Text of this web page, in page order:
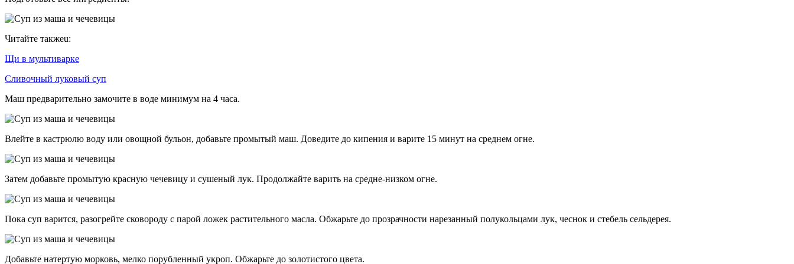
Читайте такжеu:
Щи в мультиварке
Сливочный луковый суп
Маш предварительно замочите в воде минимум на 4 часа.
Влейте в кастрюлю воду или овощной бульон, добавьте промытый маш. Доведите до кипения и варите 15 минут на среднем огне.
Затем добавьте промытую красную чечевицу и сушеный лук. Продолжайте варить на средне-низком огне.
Пока суп варится, разогрейте сковороду с парой ложек растительного масла. Обжарьте до прозрачности нарезанный полукольцами лук, чеснок и стебель сельдерея.
Добавьте натертую морковь, мелко порубленный укроп. Обжарьте до золотистого цвета.